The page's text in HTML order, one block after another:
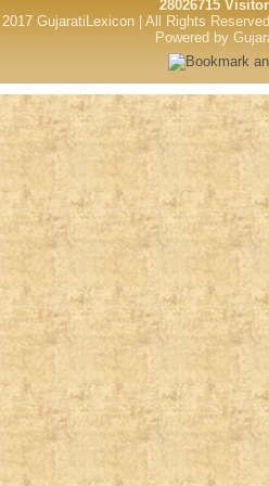
28026715
GujaratiLexicon | All Rights
Powered by